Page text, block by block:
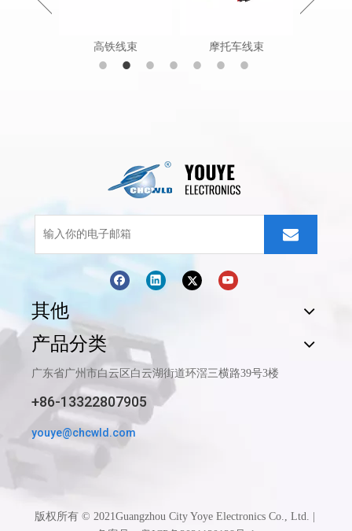
高铁线束 摩托车线束
其他
产品分类
广东省广州市白云区白云湖街道环滘三横路39号3楼
+86-13322807905
youye@chcwld.com
版权所有 © 2021Guangzhou City Yoye Electronics Co., Ltd. |